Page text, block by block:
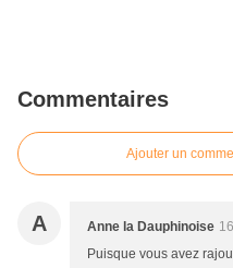
Commentaires
Ajouter un
A Anne la Dauphinoise
Puisque vous avez